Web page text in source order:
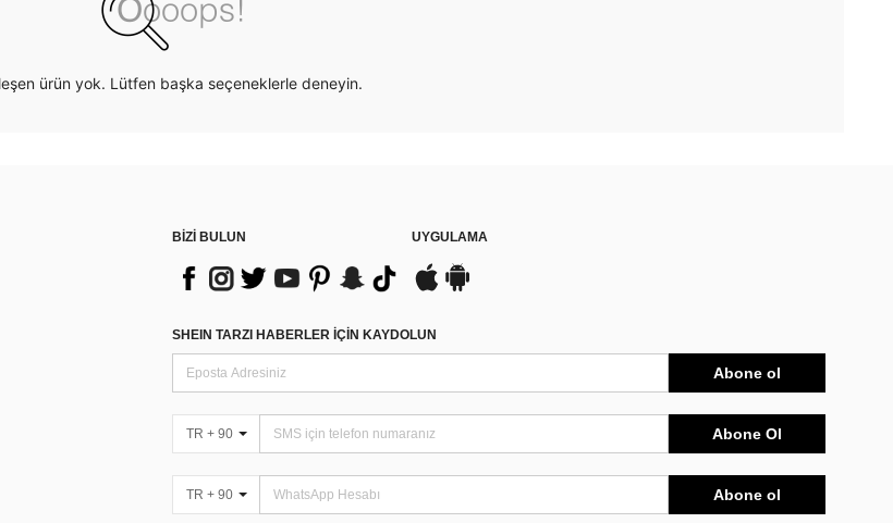
ürün yok. Lütfen başka seçeneklerle deneyin.
BİZİ BULUN UYGULAMA
SHEIN TARZI HABERLER IÇIN KAYDOLUN
Abone ol
TR + 90 Abone Ol
TR + 90 Abone ol